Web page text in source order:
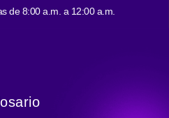
de 8:00 a.m. a 12:00 a.m.